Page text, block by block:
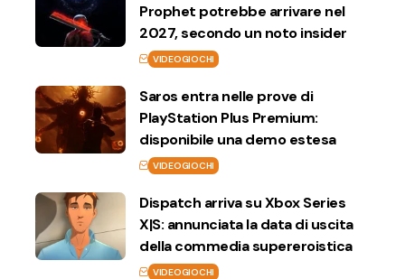
Prophet potrebbe arrivare nel
2027, secondo un noto insider
VIDEOGIOCHI
Saros entra nelle prove di
PlayStation Plus Premium:
disponibile una demo estesa
VIDEOGIOCHI
Dispatch arriva su Xbox Series
X|S: annunciata la data di uscita
della commedia supereroistica
VIDEOGIOCHI